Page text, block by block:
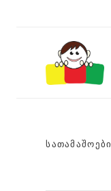
სათამაშოები